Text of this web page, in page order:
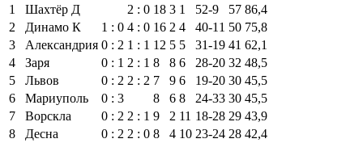
1
Шахтёр Д 2 : 0 18 3 1 52‑9 57 86,4
2
Динамо К 1 : 0 4 : 0 16 2 4 40‑11 50 75,8
3
Александрия 0 : 2 1 : 1 12 5 5 31‑19 41 62,1
4
Заря 0 : 1 2 : 1 8 8 6 28‑20 32 48,5
5
Львов 0 : 2 2 : 2 7 9 6 19‑20 30 45,5
6
Мариуполь 0 : 3 8 6 8 24‑33 30 45,5
7
Ворскла 0 : 2 2 : 1 9 2 11 18‑28 29 43,9
8
Десна 0 : 2 2 : 0 8 4 10 23‑24 28 42,4